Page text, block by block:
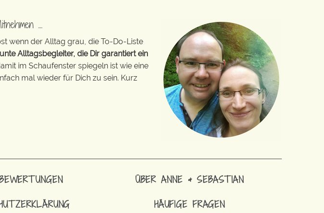
…
wenn der Alltag grau, die To-Do-Liste
Alltagsbegleiter, die Dir garantiert ein
im Schaufenster spiegeln ist wie eine
mal wieder für Dich zu sein. Kurz
ÜBER ANNE & SEBASTIAN
HÄUFIGE FRAGEN